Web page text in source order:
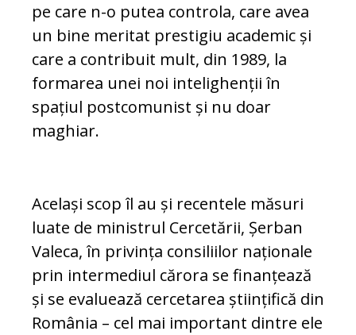
pe care n-o putea controla, care avea
un bine me­ritat prestigiu academic și
care a contribuit mult, din 1989, la
formarea unei noi intelighenții în
spațiul postcomunist și nu doar
maghiar.
Același scop îl au și recentele măsuri
luate de ministrul Cercetării, Șerban
Valeca, în privința con­siliilor naționale
prin intermediul cărora se fi­nanțează
și se evaluează cercetarea științifică din
România – cel mai important dintre ele